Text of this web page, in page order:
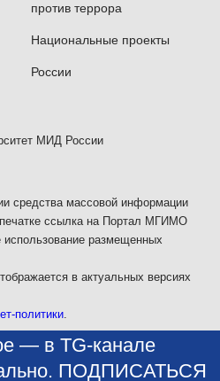
против террора
Национальные проекты
России
МИД России
средства массовой информации
ссылка на Портал МГИМО
размещенных
в актуальных версиях
политики.
— в TG-канале
ПОДПИСАТЬСЯ